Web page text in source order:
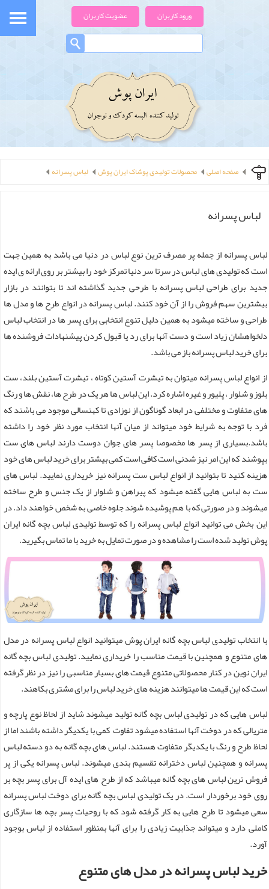
ورود کاربران عضویت کاربران
صفحه اصلی محصولات تولیدی پوشاک ایران پوش لباس پسرانه
لباس پسرانه
لباس پسرانه از جمله پر مصرف ترین نوع لباس در دنیا می باشد به همین جهت
است که تولیدی های لباس در سرتا سر دنیا تمرکز خود را بیشتر بر روی ارائه ی ایده
جدید برای طراحی لباس پسرانه با طرحی جدید گذاشته اند تا بتوانند در بازار
بیشترین سهم فروش را از آن خود کنند. لباس پسرانه در انواع طرح ها و مدل ها
طراحی و ساخته میشود به همین دلیل تنوع انتخابی برای پسر ها در انتخاب لباس
دلخواهشان زیاد است و دست آنها برای رد یا قبول کردن پیشنهادات فروشنده ها
برای خرید لباس پسرانه باز می باشد.
از انواع لباس پسرانه میتوان به تیشرت آستین کوتاه ، تیشرت آستین بلند، ست
بلوز و شلوار ، پلیور و غیره اشاره کرد. این لباس ها هر یک در طرح ها، نقش ها و رنگ
های متفاوت و مختلفی در ابعاد گوناگون از نوزادی تا کهنسالی موجود می باشند که
فرد با توجه به شرایط خود میتواند از میان آنها انتخاب مورد نظر خود را داشته
باشد.بسیاری از پسر ها مخصوصا پسر های جوان دوست دارند لباس های ست
بپوشند که این امر نیز شدنی است کافی است کمی بیشتر برای خرید لباس های خود
هزینه کنید تا بتوانید از انواع لباس ست پسرانه نیز خریداری نمایید. لباس های
ست به لباس هایی گفته میشود که پیراهن و شلوار از یک جنس و طرح ساخته
میشوند و در صورتی که با هم پوشیده شوند جلوه خاصی به شخص خواهند داد. در
این بخش می توانید انواع لباس پسرانه را که توسط تولیدی لباس بچه گانه ایران
پوش تولید شده است را مشاهده و در صورت تمایل به خرید با ما تماس بگیرید.
با انتخاب تولیدی لباس بچه گانه ایران پوش میتوانید انواع لباس پسرانه در مدل
های متنوع و همچنین با قیمت مناسب را خریداری نمایید. تولیدی لباس بچه گانه
ایران نوین در کنار محصولاتی متنوع قیمت های بسیار مناسبی را نیز در نظر گرفته
است که این قیمت ها میتوانند هزینه های خرید لباس را برای مشتری بکاهند.
لباس هایی که در تولیدی لباس بچه گانه تولید میشوند شاید از لحاظ نوع پارچه و
متریالی که در دوخت آنها استفاده میشود تفاوت کمی با یکدیگر داشته باشند اما از
لحاظ طرح و رنگ با یکدیگر متفاوت هستند. لباس های بچه گانه به دو دسته لباس
پسرانه و همچنین لباس دخترانه تقسیم بندی میشوند. لباس پسرانه یکی از پر
فروش ترین لباس های بچه گانه میباشد که از طرح های ایده آل برای پسر بچه بر
روی خود برخوردار است. در یک تولیدی لباس بچه گانه برای دوخت لباس پسرانه
سعی میشود تا طرح هایی به کار گرفته شود که با روحیات پسر بچه ها سازگاری
کاملی دارد و میتواند جذابیت زیادی را برای آنها بمنظور استفاده از لباس بوجود
آورد.
خرید لباس پسرانه در مدل های متنوع